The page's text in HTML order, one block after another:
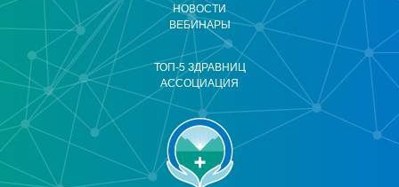
НОВОСТИ
ВЕБИНАРЫ
ТОП-5 ЗДРАВНИЦ
АССОЦИАЦИЯ